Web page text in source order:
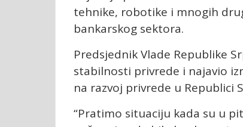
tehnike, robotike i mnogih
bankarskog sektora.
Predsjednik Vlade Republike
stabilnosti privrede i najavio
na razvoj privrede u Republici
“Pratimo situaciju kada su u